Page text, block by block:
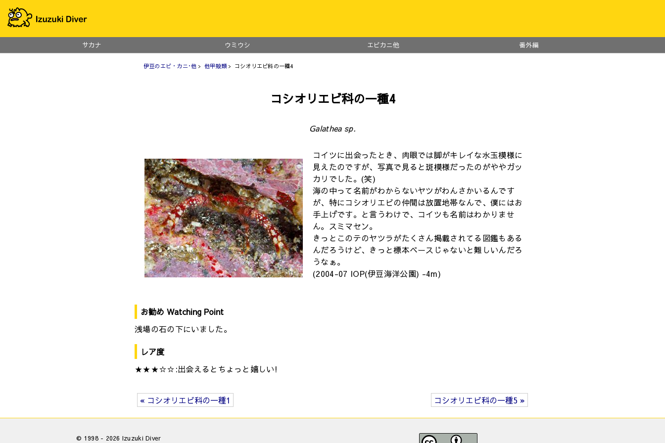
サカナ ウミウシ エビカニ他 番外編
伊豆のエビ・カニ･他 >他甲殻類 > コシオリエビ科の一種4
コシオリエビ科の一種4
Galathea sp.
コイツに出会ったとき、肉眼では脚がキレイな水玉模様に
見えたのですが、写真で見ると斑模様だったのがややガッ
カリでした。(笑)
海の中って名前がわからないヤツがわんさかいるんです
が、特にコシオリエビの仲間は放置地帯なんで、僕にはお
手上げです。と言うわけで、コイツも名前はわかりませ
ん。スミマセン。
きっとこのテのヤツラがたくさん掲載されてる図鑑もある
んだろうけど、きっと標本ベースじゃないと難しいんだろ
うなぁ。
(2004-07 IOP(伊豆海洋公園) -4m)
お勧め Watching Point
浅場の石の下にいました。
レア度
★★★☆☆:出会えるとちょっと嬉しい!
« コシオリエビ科の一種1 コシオリエビ科の一種5 »
© 1998 - 2026 Izuzuki Diver